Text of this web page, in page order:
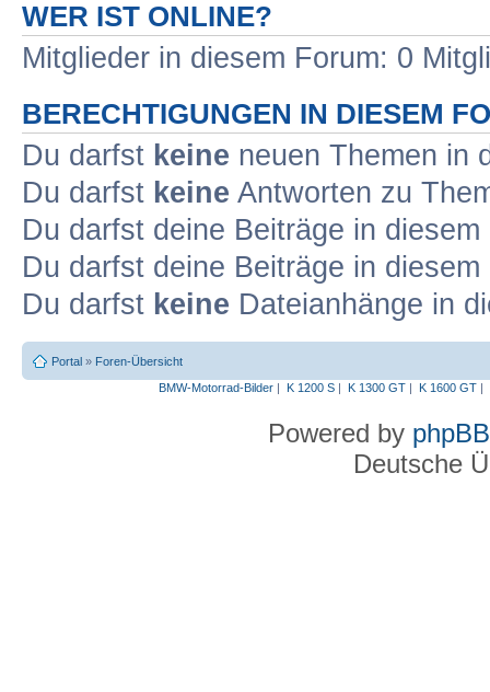
WER IST ONLINE?
Mitglieder in diesem Forum: 0
BERECHTIGUNGEN IN DIESEM
Du darfst keine neuen Themen in
Du darfst keine Antworten zu
Du darfst deine Beiträge in
Du darfst deine Beiträge in
Du darfst keine Dateianhänge in
Portal » Foren-Übersicht
BMW-Motorrad-Bilder| K 1200 S| K 1300 GT| K 1600 GT|
Powered by phpBB
Deutsche